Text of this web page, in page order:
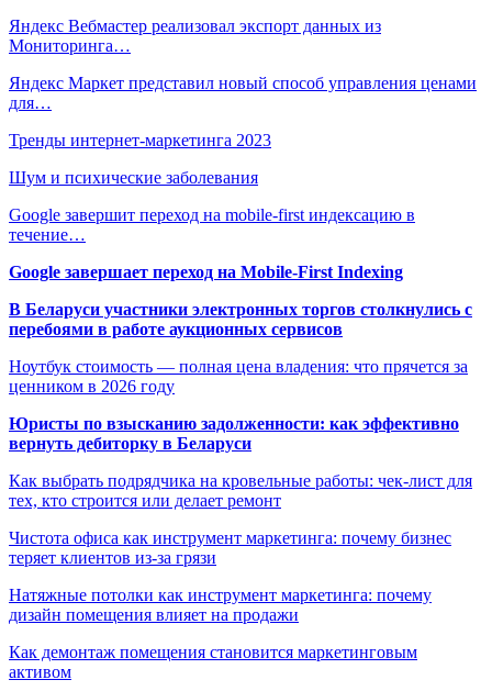
Яндекс Вебмастер реализовал экспорт данных из
Мониторинга…
Яндекс Маркет представил новый способ управления ценами
для…
Тренды интернет-маркетинга 2023
Шум и психические заболевания
Google завершит переход на mobile-first индексацию в
течение…
Google завершает переход на Mobile-First Indexing
В Беларуси участники электронных торгов столкнулись с
перебоями в работе аукционных сервисов
Ноутбук стоимость — полная цена владения: что прячется за
ценником в 2026 году
Юристы по взысканию задолженности: как эффективно
вернуть дебиторку в Беларуси
Как выбрать подрядчика на кровельные работы: чек-лист для
тех, кто строится или делает ремонт
Чистота офиса как инструмент маркетинга: почему бизнес
теряет клиентов из-за грязи
Натяжные потолки как инструмент маркетинга: почему
дизайн помещения влияет на продажи
Как демонтаж помещения становится маркетинговым
активом